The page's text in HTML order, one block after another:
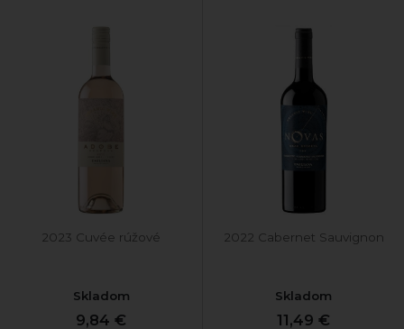
2023 Cuvée rúžové
Skladom
9,84 €
2022 Cabernet Sauvignon
Skladom
11,49 €